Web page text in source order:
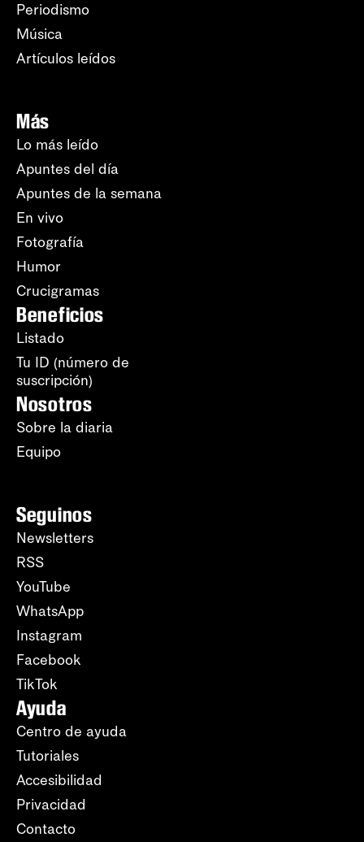
Periodismo
Música
Artículos leídos
Más
Lo más leído
Apuntes del día
Apuntes de la semana
En vivo
Fotografía
Humor
Crucigramas
Beneficios
Listado
Tu ID (número de
suscripción)
Nosotros
Sobre la diaria
Equipo
Seguinos
Newsletters
RSS
YouTube
WhatsApp
Instagram
Facebook
TikTok
Ayuda
Centro de ayuda
Tutoriales
Accesibilidad
Privacidad
Contacto